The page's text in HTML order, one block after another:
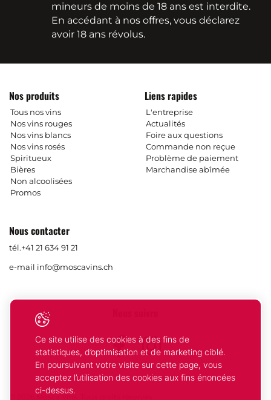
mineurs de moins de 18 ans est interdite.
En accédant à nos offres, vous déclarez
avoir 18 ans révolus.
Nos produits
Tous nos vins
Nos vins rouges
Nos vins blancs
Nos vins rosés
Spiritueux
Bières
Non alcoolisées
Promos
Liens rapides
L'entreprise
Actualités
Foire aux questions
Commande non reçue
Problème de paiement
Marchandise abîmée
Nous contacter
tél.+41 21 634 91 21
e-mail info@moscavins.ch
Facebook
Instagram
© 2026 Mosca Vins. Tous droits réservés
Ce site utilise des cookies à des fins de
statistiques, d’optimisation et de marketing ciblé.
En poursuivant votre visite sur cette page, vous
acceptez l’utilisation des cookies aux fins énoncées
ci-dessus.